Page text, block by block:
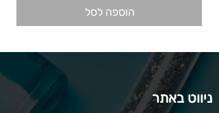
הוספה לסל
ניווט באתר